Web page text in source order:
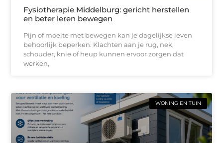
Fysiotherapie Middelburg: gericht herstellen
en beter leren bewegen
Pijn of moeite met bewegen kan je dagelijkse leven
behoorlijk beperken. Klachten aan je rug, nek,
schouder, knie of heup kunnen ervoor zorgen dat
werken,
WONING EN TUIN